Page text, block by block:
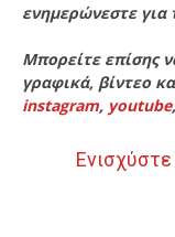
ενημερώνεστε για
Μπορείτε επίσης
γραφικά, βίντεο
instagram, youtube,